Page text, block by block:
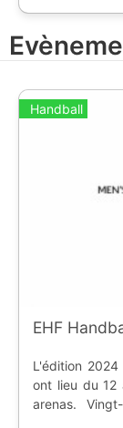
Handball
EHF
L'édition
ont lieu du 12
arenas. Vingt-